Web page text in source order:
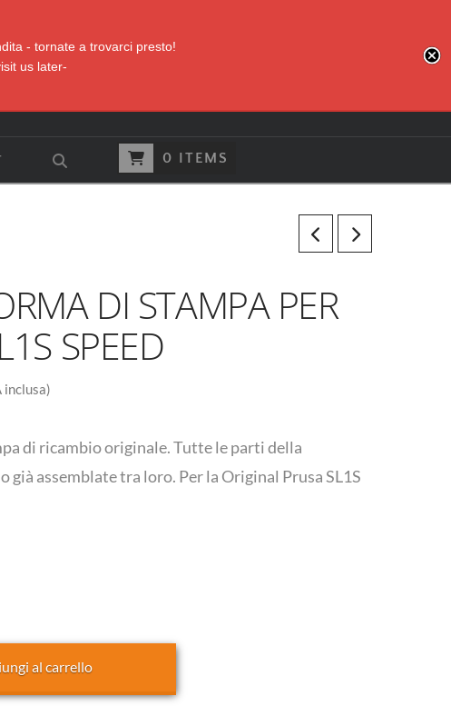
0 ITEMS
DI STAMPA PER
SPEED
inclusa)
di ricambio originale. Tutte le parti della
assemblate tra loro. Per la Original Prusa SL1S
al carrello
- tornate a trovarci presto!
us later-